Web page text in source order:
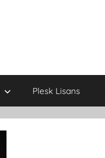
Plesk Lisans